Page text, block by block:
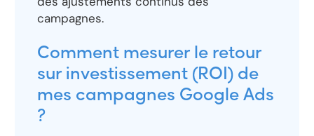
campagnes.
Comment mesurer le retour
sur investissement (ROI) de
mes campagnes Google Ads
?